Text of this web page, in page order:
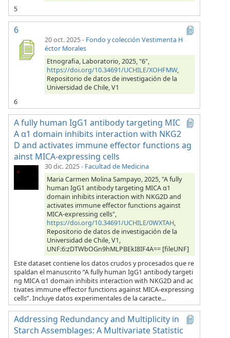
5
6
20 oct. 2025- Fondo y colección Vestimenta H
éctor Morales
Etnografia, Laboratorio, 2025, "6",
https://doi.org/10.34691/UCHILE/XOHFMW,
Repositorio de datos de investigación de la
Universidad de Chile, V1
6
A fully human IgG1 antibody targeting MIC
A α1 domain inhibits interaction with NKG2
D and activates immune effector functions ag
ainst MICA-expressing cells
30 dic. 2025- Facultad de Medicina
Maria Carmen Molina Sampayo, 2025, "A fully
human IgG1 antibody targeting MICA α1
domain inhibits interaction with NKG2D and
activates immune effector functions against
MICA-expressing cells",
https://doi.org/10.34691/UCHILE/0WXTAH,
Repositorio de datos de investigación de la
Universidad de Chile, V1,
UNF:6:zDTWbOGn9hMLPBEkI8IF4A== [fileUNF]
Este dataset contiene los datos crudos y procesados que re
spaldan el manuscrito “A fully human IgG1 antibody targeti
ng MICA α1 domain inhibits interaction with NKG2D and ac
tivates immune effector functions against MICA-expressing
cells”. Incluye datos experimentales de la caracte...
Addressing Redundancy and Multiplicity in
Starch Assemblages: A Multivariate Statistic